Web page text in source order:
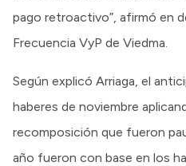
pago retroactivo”, afirmó en
Frecuencia VyP de Viedma.
Según explicó Arriaga, el
haberes de noviembre
recomposición que fueron
año fueron con base en los